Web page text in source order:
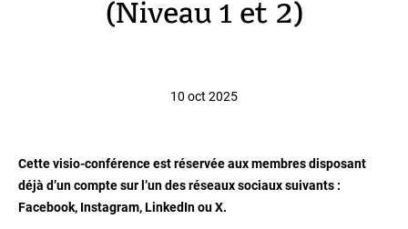
(Niveau 1 et 2)
10 oct 2025
Cette visio-conférence est réservée aux membres disposant
déjà d’un compte sur l’un des réseaux sociaux suivants :
Facebook, Instagram, LinkedIn ou X.